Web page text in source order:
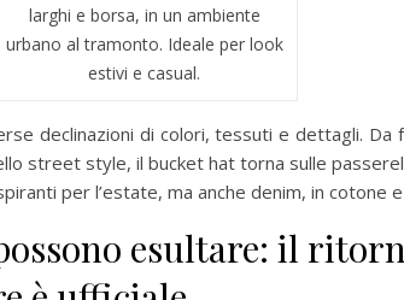
larghi e borsa, in un ambiente
urbano al tramonto. Ideale per look
estivi e casual.
declinazioni di colori, tessuti e dettagli. Da
street style, il bucket hat torna sulle
per l’estate, ma anche denim, in cotone e
esultare: il